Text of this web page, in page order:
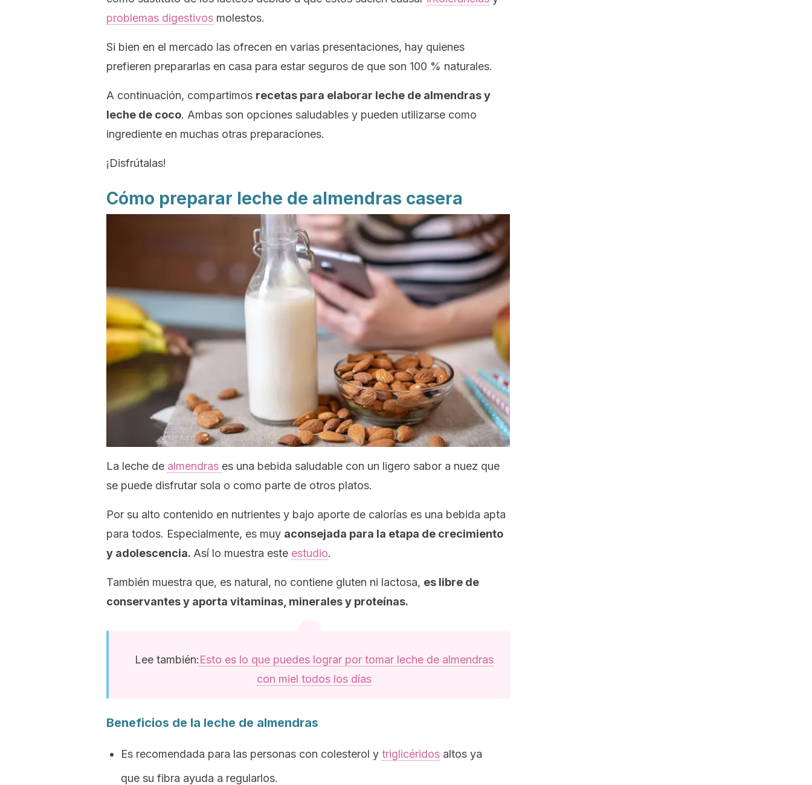
problemas digestivos molestos.
Si bien en el mercado las ofrecen en varias presentaciones, hay quienes
prefieren prepararlas en casa para estar seguros de que son 100 % naturales.
A continuación, compartimos recetas para elaborar leche de almendras y
leche de coco. Ambas son opciones saludables y pueden utilizarse como
ingrediente en muchas otras preparaciones.
¡Disfrútalas!
Cómo preparar leche de almendras casera
La leche de almendras es una bebida saludable con un ligero sabor a nuez que
se puede disfrutar sola o como parte de otros platos.
Por su alto contenido en nutrientes y bajo aporte de calorías es una bebida apta
para todos. Especialmente, es muy aconsejada para la etapa de crecimiento
y adolescencia. Así lo muestra este estudio.
También muestra que, es natural, no contiene gluten ni lactosa, es libre de
conservantes y aporta vitaminas, minerales y proteínas.
Lee también:Esto es lo que puedes lograr por tomar leche de almendras
con miel todos los días
Beneficios de la leche de almendras
Es recomendada para las personas con colesterol y triglicéridos altos ya
que su fibra ayuda a regularlos.